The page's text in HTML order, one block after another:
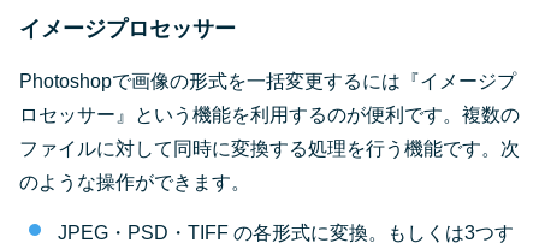
イメージプロセッサー
Photoshopで画像の形式を一括変更するには『イメージプ
ロセッサー』という機能を利用するのが便利です。複数の
ファイルに対して同時に変換する処理を行う機能です。次
のような操作ができます。
JPEG・PSD・TIFF の各形式に変換。もしくは3つす